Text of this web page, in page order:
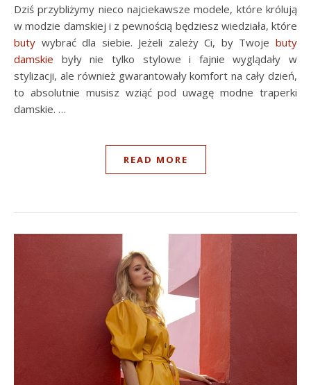
Dziś przybliżymy nieco najciekawsze modele, które królują
w modzie damskiej i z pewnością będziesz wiedziała, które
buty wybrać dla siebie. Jeżeli zależy Ci, by Twoje buty
damskie były nie tylko stylowe i fajnie wyglądały w
stylizacji, ale również gwarantowały komfort na cały dzień,
to absolutnie musisz wziąć pod uwagę modne traperki
damskie. …
READ MORE